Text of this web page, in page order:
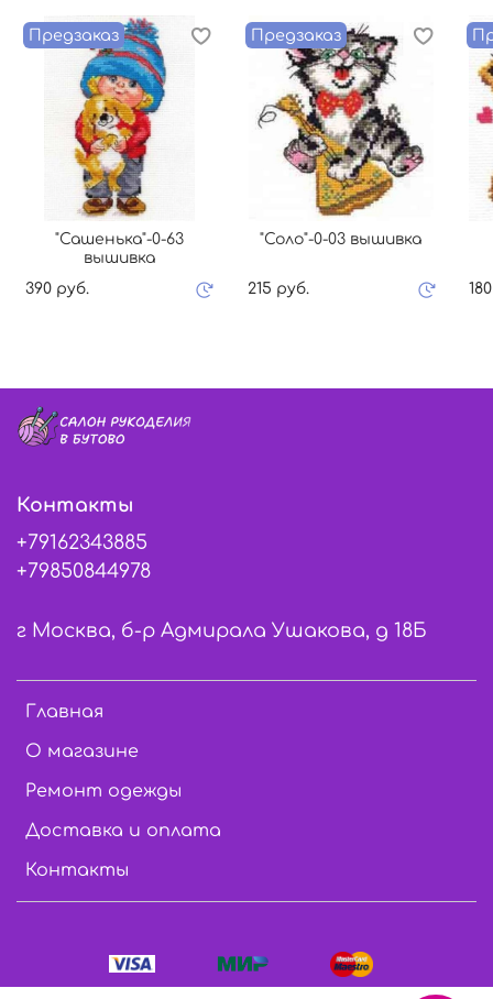
Предзаказ
"Сашенька"-0-63
вышивка
390 руб.
Предзаказ
"Соло"-0-03 вышивка
215 руб.
Главная
О магазине
Ремонт одежды
Доставка и оплата
Контакты
Контакты
+79162343885
+79850844978
г Москва, б-р Адмирала Ушакова, д 18Б